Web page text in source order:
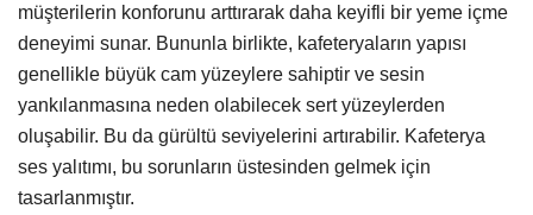
müşterilerin konforunu arttırarak daha keyifli bir yeme içme
deneyimi sunar. Bununla birlikte, kafeteryaların yapısı
genellikle büyük cam yüzeylere sahiptir ve sesin
yankılanmasına neden olabilecek sert yüzeylerden
oluşabilir. Bu da gürültü seviyelerini artırabilir. Kafeterya
ses yalıtımı, bu sorunların üstesinden gelmek için
tasarlanmıştır.